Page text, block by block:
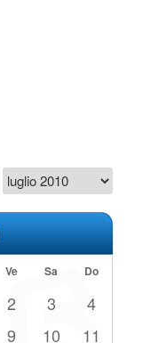
Ve Sa Do
2 3 4
9 10 11